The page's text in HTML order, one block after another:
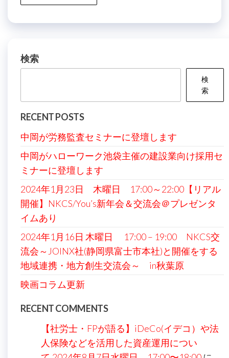
検索
検
索
RECENT POSTS
中岡が労務監査セミナーに登壇します
中岡がハローワーク池袋主催の建設業向け採用セ
ミナーに登壇します
2024年1月23日 木曜日 17:00～22:00【リアル
開催】NKCS/You’s新年会＆交流会＠プレゼンタ
イムあり
2024年1月16日 木曜日 17:00 – 19:00 NKCS交
流会～JOINX社(静岡県富士市本社)と開催をする
地域連携・地方創生交流会～ in秋葉原
映画コラム更新
RECENT COMMENTS
【社労士・FPが語る】iDeCo(イデコ）や法
人保険などを活用した資産運用につい